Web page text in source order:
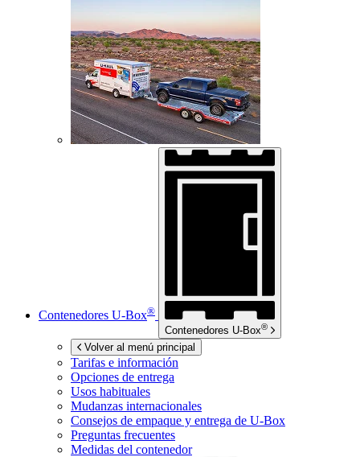
Contenedores U-Box®
Contenedores U-Box®
Volver al menú principal
Tarifas e información
Opciones de entrega
Usos habituales
Mudanzas internacionales
Consejos de empaque y entrega de U-Box
Preguntas frecuentes
Medidas del contenedor